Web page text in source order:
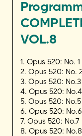
VOL.8
1. Opus 520: No. 1
2. Opus 520: No.
3. Opus 520: No.3
4. Opus 520: No.4
5. Opus 520: No.5
6. Opus 520: No.6
7. Opus 520: No.7
8. Opus 520: No.8